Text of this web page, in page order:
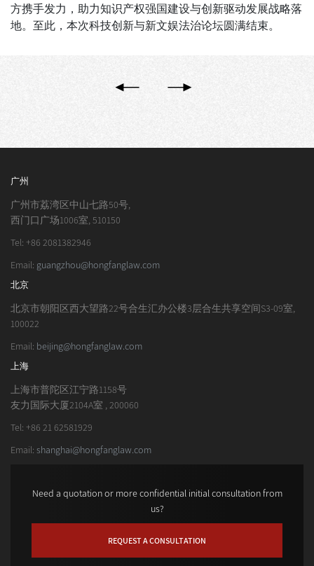
方携手发力，助力知识产权强国建设与创新驱动发展战略落
地。至此，本次科技创新与新文娱法治论坛圆满结束。
广州
广州市荔湾区中山七路50号,
西门口广场1006室, 510150
Tel: +86 2081382946
Email: guangzhou@hongfanglaw.com
北京
北京市朝阳区西大望路22号合生汇办公楼3层合生共享空间S3-09室,
100022
Email: beijing@hongfanglaw.com
上海
上海市普陀区江宁路1158号
友力国际大厦2104A室 , 200060
Tel: +86 21 62581929
Email: shanghai@hongfanglaw.com
Need a quotation or more confidential initial consultation from
us?
REQUEST A CONSULTATION